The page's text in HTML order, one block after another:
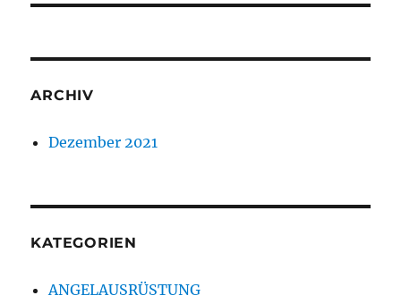
ARCHIV
Dezember 2021
KATEGORIEN
ANGELAUSRÜSTUNG